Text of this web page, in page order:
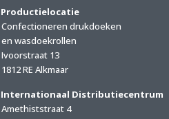
Productielocatie
Confectioneren drukdoeken
en wasdoekrollen
Ivoorstraat 13
1812 RE Alkmaar
Internationaal Distributiecentrum
Amethiststraat 4